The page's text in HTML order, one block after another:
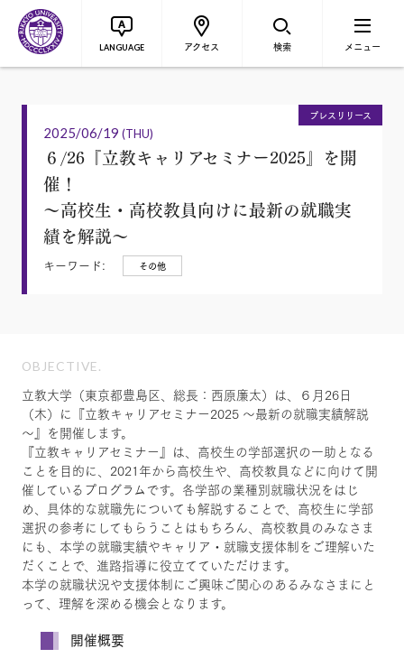
LANGUAGE アクセス 検索 メニュー
2025/06/19 (THU)
プレスリリース
６/26『立教キャリアセミナー2025』を開
催！
～高校生・高校教員向けに最新の就職実
績を解説～
キーワード: その他
OBJECTIVE.
立教大学（東京都豊島区、総長：西原廉太）は、６月26日
（木）に『立教キャリアセミナー2025 ～最新の就職実績解説
～』を開催します。
『立教キャリアセミナー』は、高校生の学部選択の一助となる
ことを目的に、2021年から高校生や、高校教員などに向けて開
催しているプログラムです。各学部の業種別就職状況をはじ
め、具体的な就職先についても解説することで、高校生に学部
選択の参考にしてもらうことはもちろん、高校教員のみなさま
にも、本学の就職実績やキャリア・就職支援体制をご理解いた
だくことで、進路指導に役立てていただけます。
本学の就職状況や支援体制にご興味ご関心のあるみなさまにと
って、理解を深める機会となります。
開催概要